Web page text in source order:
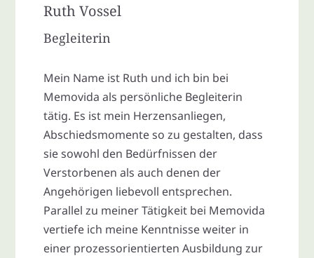
Ruth Vossel
Begleiterin
Mein Name ist Ruth und ich bin bei
Memovida als persönliche Begleiterin
tätig. Es ist mein Herzensanliegen,
Abschiedsmomente so zu gestalten, dass
sie sowohl den Bedürfnissen der
Verstorbenen als auch denen der
Angehörigen liebevoll entsprechen.
Parallel zu meiner Tätigkeit bei Memovida
vertiefe ich meine Kenntnisse weiter in
einer prozessorientierten Ausbildung zur